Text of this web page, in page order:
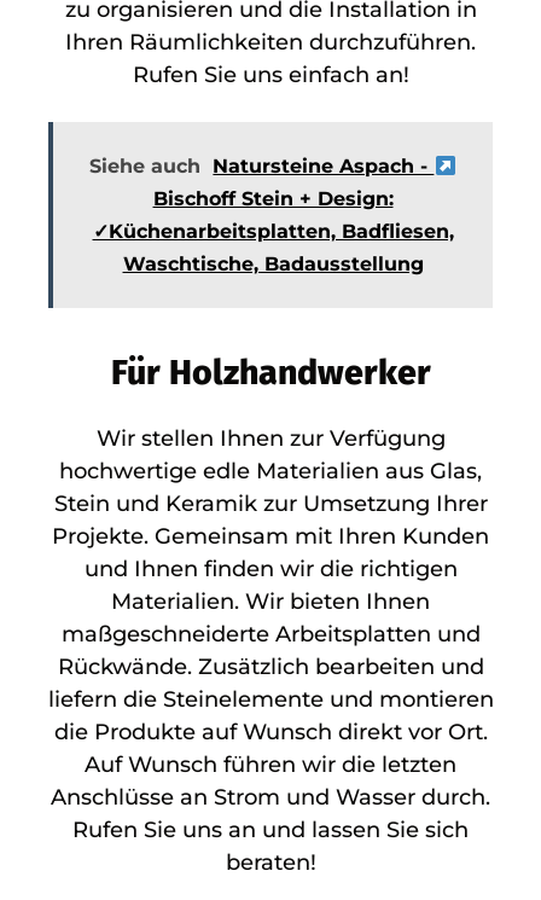
zu organisieren und die Installation in
Ihren Räumlichkeiten durchzuführen.
Rufen Sie uns einfach an!
Siehe auch
Natursteine Aspach -
Bischoff Stein + Design:
✓Küchenarbeitsplatten, Badfliesen,
Waschtische, Badausstellung
Für Holzhandwerker
Wir stellen Ihnen zur Verfügung
hochwertige edle Materialien aus Glas,
Stein und Keramik zur Umsetzung Ihrer
Projekte. Gemeinsam mit Ihren Kunden
und Ihnen finden wir die richtigen
Materialien. Wir bieten Ihnen
maßgeschneiderte Arbeitsplatten und
Rückwände. Zusätzlich bearbeiten und
liefern die Steinelemente und montieren
die Produkte auf Wunsch direkt vor Ort.
Auf Wunsch führen wir die letzten
Anschlüsse an Strom und Wasser durch.
Rufen Sie uns an und lassen Sie sich
beraten!